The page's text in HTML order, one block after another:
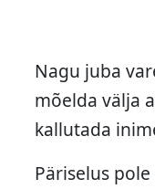
Nagu juba
mõelda välja
kallutada
Päriselus